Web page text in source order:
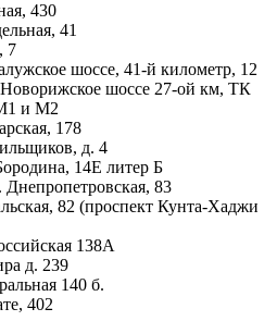
430
41
7
шоссе, 41-й километр, 12
Новорижское шоссе 27-ой км, ТК
и М2
178
д. 4
14Е литер Б
Днепропетровская, 83
82 (проспект Кунта-Хаджи
138А
д. 239
140 б.
402